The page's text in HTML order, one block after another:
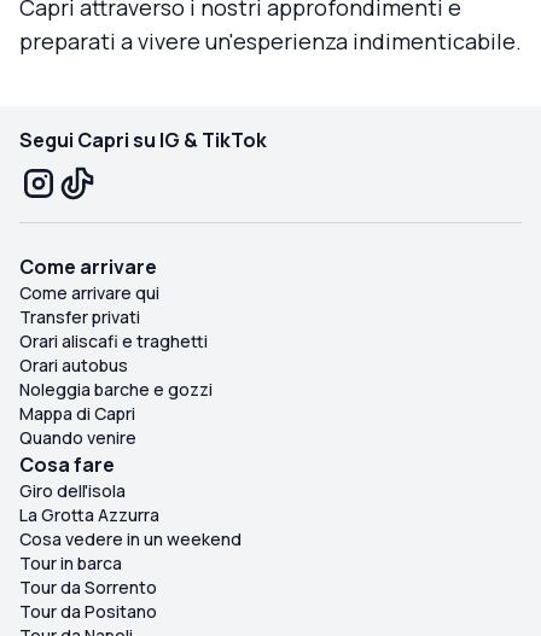
Capri attraverso i nostri approfondimenti e
preparati a vivere un'esperienza indimenticabile.
Segui Capri su IG & TikTok
Come arrivare
Come arrivare qui
Transfer privati
Orari aliscafi e traghetti
Orari autobus
Noleggia barche e gozzi
Mappa di Capri
Quando venire
Cosa fare
Giro dell'isola
La Grotta Azzurra
Cosa vedere in un weekend
Tour in barca
Tour da Sorrento
Tour da Positano